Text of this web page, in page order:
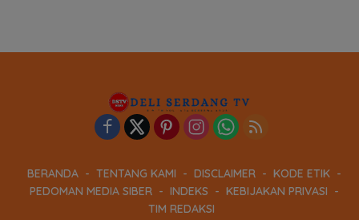
BERANDA TENTANG KAMI DISCLAIMER
KODE ETIK
PEDOMAN MEDIA SIBER
INDEKS
KEBIJAKAN PRIVASI
TIM REDAKSI